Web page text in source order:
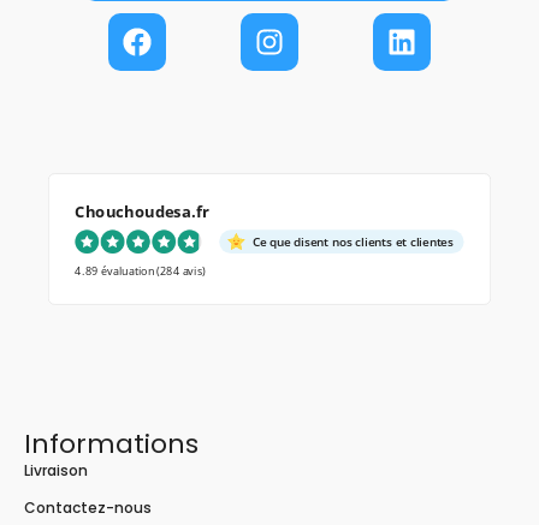
Chouchoudesa.fr
Ce que disent nos clients et clientes
4.89 évaluation(284 avis)
Informations
Livraison
Contactez-nous